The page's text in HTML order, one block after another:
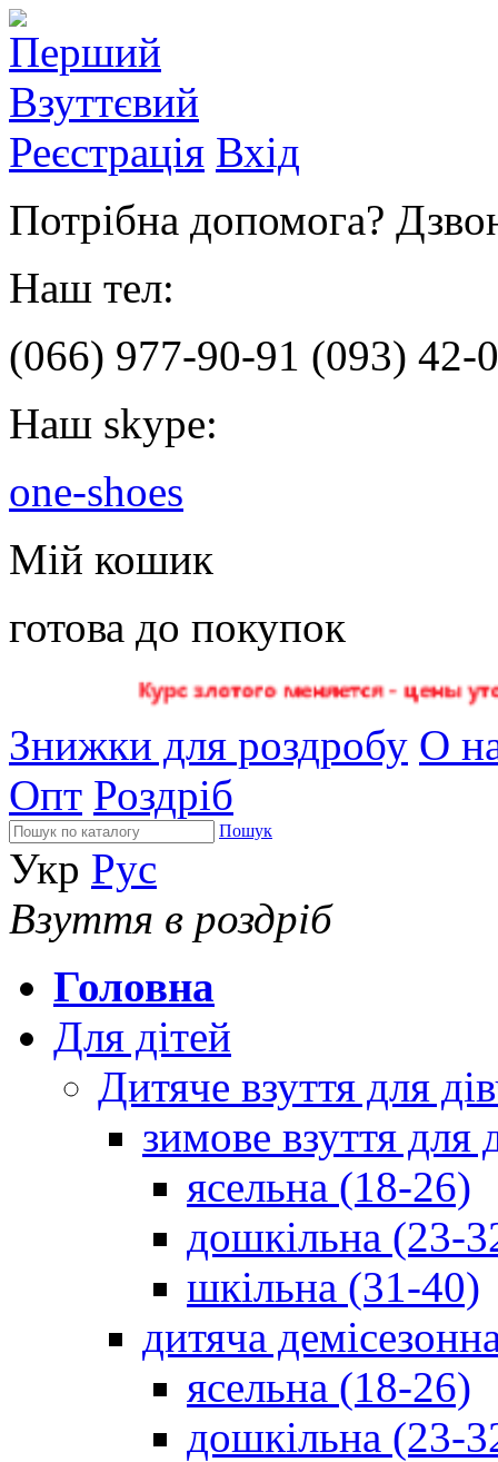
Реєстрація Вхід
Потрібна допомога?
Наш тел:
(066) 977-90-91 (093) 42-
Наш skype:
one-shoes
Мій кошик
готова до покупок
Знижки для роздробу О
Опт Роздріб
Пошук
Укр Рус
Взуття в роздріб
Головна
Для дітей
Дитяче взуття для
зимове взуття для
ясельна (18-26)
дошкільна (23-
шкільна (31-40)
дитяча
ясельна (18-26)
дошкільна (23-